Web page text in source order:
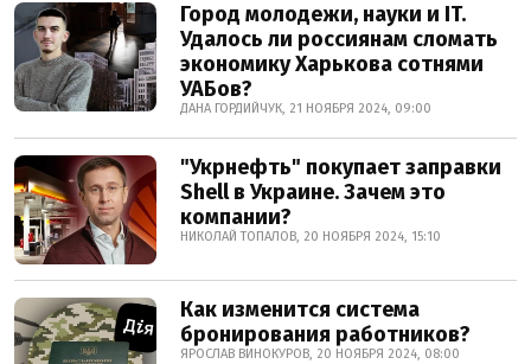
Город молодежи, науки и IT.
Удалось ли россиянам сломать
экономику Харькова сотнями
УАБов?
ДАНА ГОРДИЙЧУК, 21 НОЯБРЯ 2024, 09:00
"Укрнефть" покупает заправки
Shell в Украине. Зачем это
компании?
НИКОЛАЙ ТОПАЛОВ, 20 НОЯБРЯ 2024, 15:10
Как изменится система
бронирования работников?
ЯРОСЛАВ ВИНОКУРОВ, 20 НОЯБРЯ 2024, 08:00